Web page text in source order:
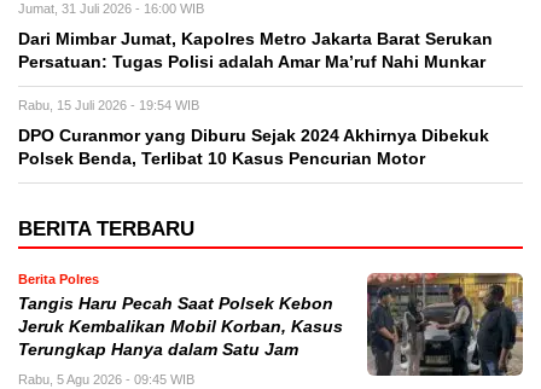
Jumat, 31 Juli 2026 - 16:00 WIB
Dari Mimbar Jumat, Kapolres Metro Jakarta Barat Serukan
Persatuan: Tugas Polisi adalah Amar Ma’ruf Nahi Munkar
Rabu, 15 Juli 2026 - 19:54 WIB
DPO Curanmor yang Diburu Sejak 2024 Akhirnya Dibekuk
Polsek Benda, Terlibat 10 Kasus Pencurian Motor
BERITA TERBARU
Berita Polres
Tangis Haru Pecah Saat Polsek Kebon
Jeruk Kembalikan Mobil Korban, Kasus
Terungkap Hanya dalam Satu Jam
Rabu, 5 Agu 2026 - 09:45 WIB